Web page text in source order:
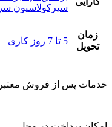
سیرکولاسیون
زمان
تحویل
5 تا 7 روز کاری
خدمات پس از فروش معتبر